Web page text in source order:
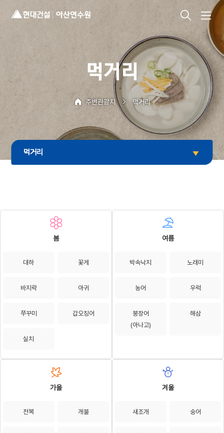
현대건설
아산연수원
로고
검색
레이어
먹거리
먹거리
주변관광지 먹거리
봄
대하 꽃게
바지락 아귀
쭈꾸미 갑오징어
실치
여름
박속낙지 노래미
농어 우럭
붕장어
(아나고)
해삼
가을
전복 개불
겨울
새조개 숭어